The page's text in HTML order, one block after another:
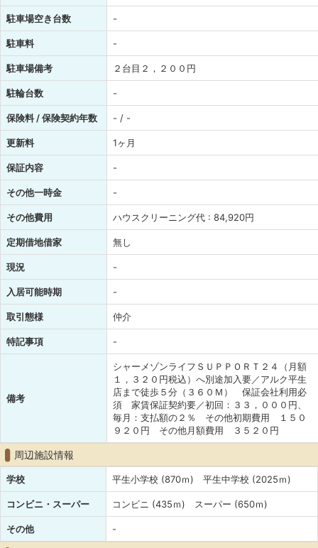
駐車場空き台数 -
駐車料 -
駐車場備考 ２台目２，２００円
駐輪台数 -
保険料 / 保険契約年数 - / -
更新料 1ヶ月
保証内容 -
その他一時金 -
その他費用 ハウスクリーニング代 : 84,920円
定期借地借家 無し
現況 -
入居可能時期 -
取引態様 仲介
特記事項 -
備考
シャーメゾンライフＳＵＰＰＯＲＴ２４（月額
１，３２０円税込）へ別途加入要／アルク平生
店まで徒歩５分（３６０Ｍ） 保証会社利用必
須 家賃保証契約要／初回：３３，０００円、
毎月：支払額の２％ その他初期費用 １５０
９２０円 その他月額費用 ３５２０円
周辺施設情報
学校 平生小学校 (870ｍ) 平生中学校 (2025ｍ)
コンビニ・スーパー コンビニ (435ｍ) スーパー (650ｍ)
その他 -